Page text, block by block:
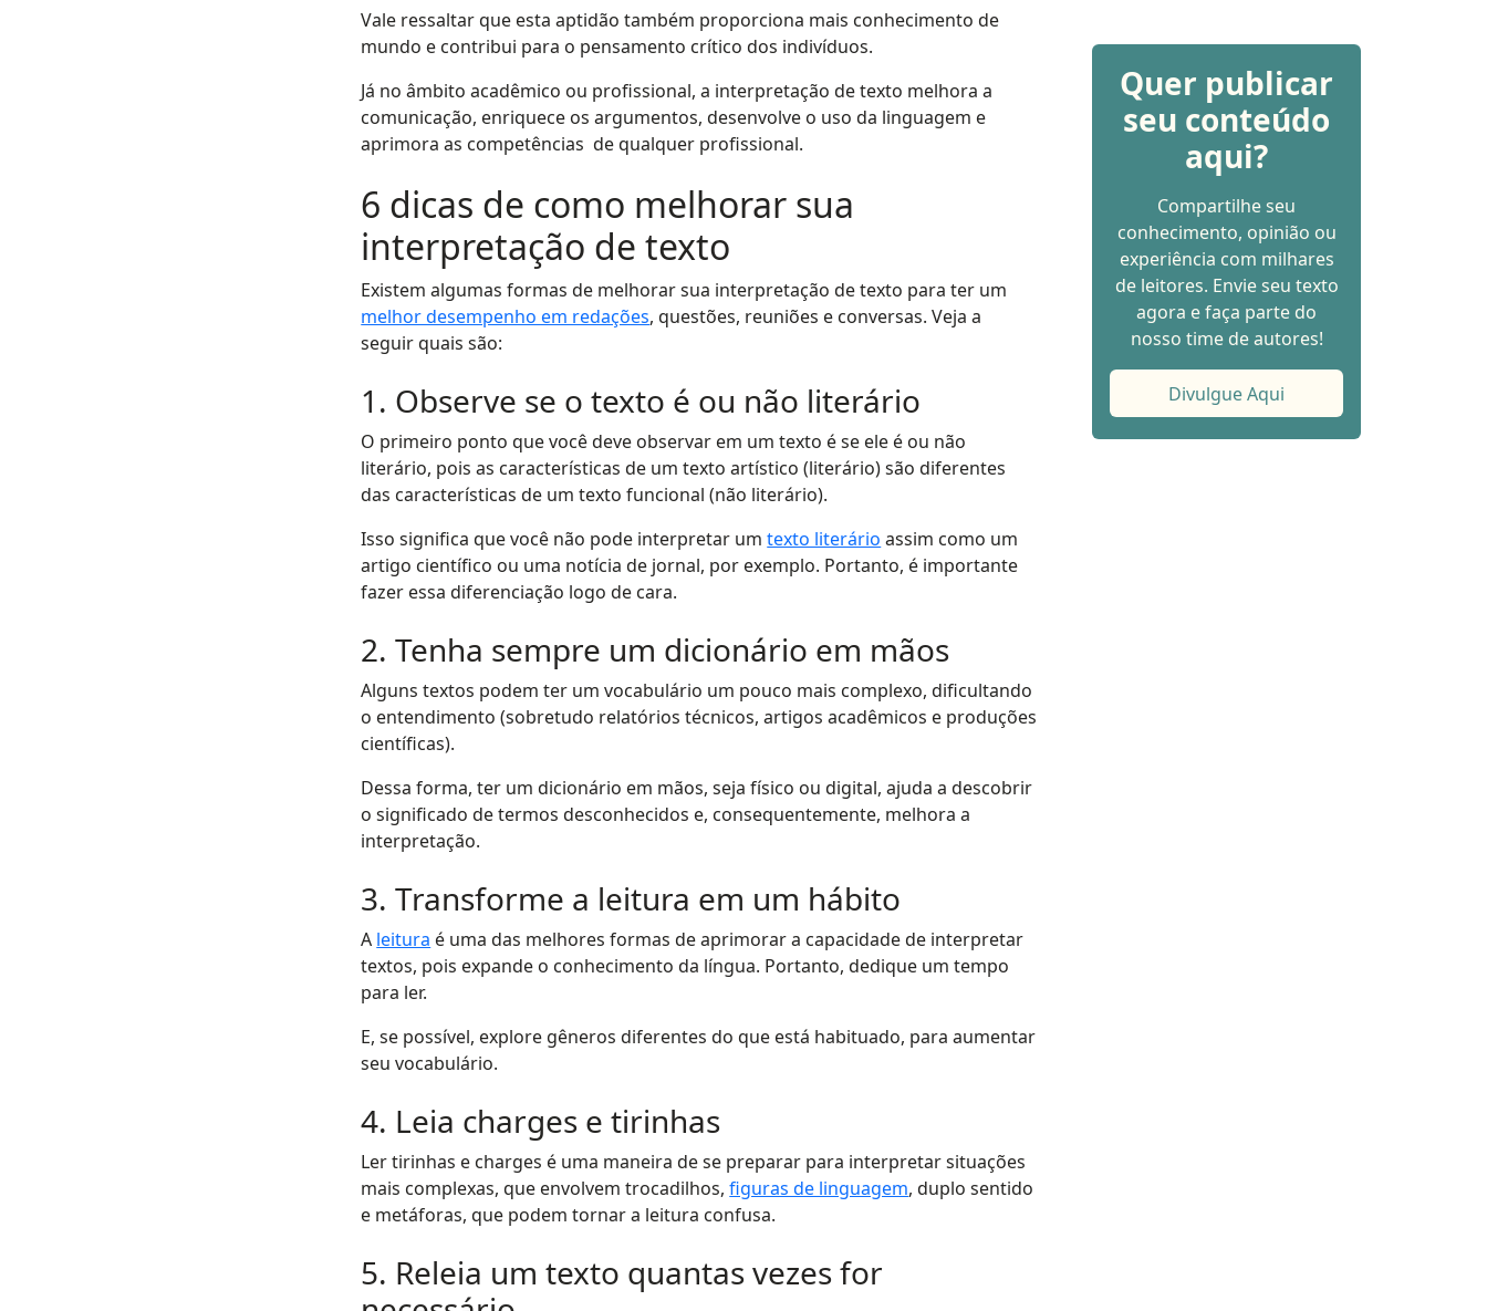
Vale ressaltar que esta aptidão também proporciona mais conhecimento de
mundo e contribui para o pensamento crítico dos indivíduos.
Já no âmbito acadêmico ou profissional, a interpretação de texto melhora a
comunicação, enriquece os argumentos, desenvolve o uso da linguagem e
aprimora as competências de qualquer profissional.
6 dicas de como melhorar sua
interpretação de texto
Existem algumas formas de melhorar sua interpretação de texto para ter um
melhor desempenho em redações, questões, reuniões e conversas. Veja a
seguir quais são:
1. Observe se o texto é ou não literário
O primeiro ponto que você deve observar em um texto é se ele é ou não
literário, pois as características de um texto artístico (literário) são diferentes
das características de um texto funcional (não literário).
Isso significa que você não pode interpretar umtexto literário assim como um
artigo científico ou uma notícia de jornal, por exemplo. Portanto, é importante
fazer essa diferenciação logo de cara.
2. Tenha sempre um dicionário em mãos
Alguns textos podem ter um vocabulário um pouco mais complexo, dificultando
o entendimento (sobretudo relatórios técnicos, artigos acadêmicos e produções
científicas).
Dessa forma, ter um dicionário em mãos, seja físico ou digital, ajuda a descobrir
o significado de termos desconhecidos e, consequentemente, melhora a
interpretação.
3. Transforme a leitura em um hábito
A leitura é uma das melhores formas de aprimorar a capacidade de interpretar
textos, pois expande o conhecimento da língua. Portanto, dedique um tempo
para ler.
E, se possível, explore gêneros diferentes do que está habituado, para aumentar
seu vocabulário.
4. Leia charges e tirinhas
Ler tirinhas e charges é uma maneira de se preparar para interpretar situações
mais complexas, que envolvem trocadilhos,figuras de linguagem, duplo sentido
e metáforas, que podem tornar a leitura confusa.
5. Releia um texto quantas vezes for
Quer publicar
seu conteúdo
aqui?
Compartilhe seu
conhecimento, opinião ou
experiência com milhares
de leitores. Envie seu texto
agora e faça parte do
nosso time de autores!
Divulgue Aqui